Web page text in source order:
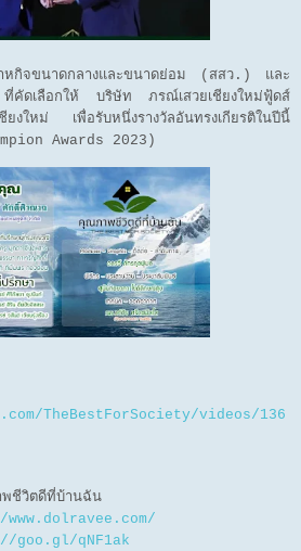
าหกิจขนาดกลางและขนาดย่อม (สสว.) และ
คัดเลือกให้ บริษัท ภรณ์เสวยเชียงใหม่ฟู้ดส์
งใหม่ เพื่อรับหนึ่งรางวัลอันทรงเกียรติในปีนี้
Awards 2023)
TheBestForSociety/videos/136
พชีวิตดีที่บ้านฉัน
goo.gl/qNF1ak